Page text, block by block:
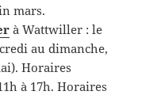
mars.
à Wattwiller : le
au dimanche,
Horaires
à 17h. Horaires